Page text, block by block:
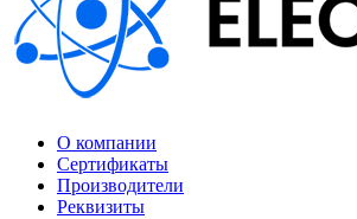
О компании
Сертификаты
Производители
Реквизиты